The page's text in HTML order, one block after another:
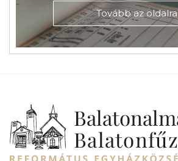
Tovább az oldalra